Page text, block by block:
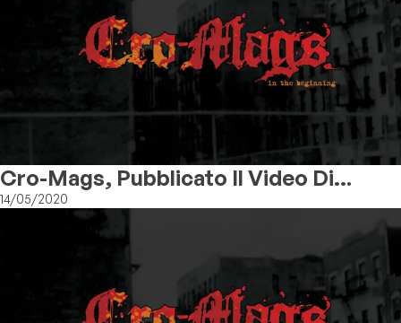
Cro-Mags, Pubblicato Il Video Di
“From The Grave”
14/05/2020